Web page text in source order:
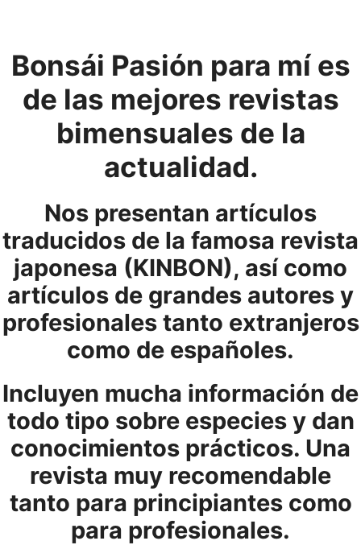
Bonsái Pasión para mí es
de las mejores revistas
bimensuales de la
actualidad.
Nos presentan artículos
traducidos de la famosa revista
japonesa (KINBON), así como
artículos de grandes autores y
profesionales tanto extranjeros
como de españoles.
Incluyen mucha información de
todo tipo sobre especies y dan
conocimientos prácticos. Una
revista muy recomendable
tanto para principiantes como
para profesionales.